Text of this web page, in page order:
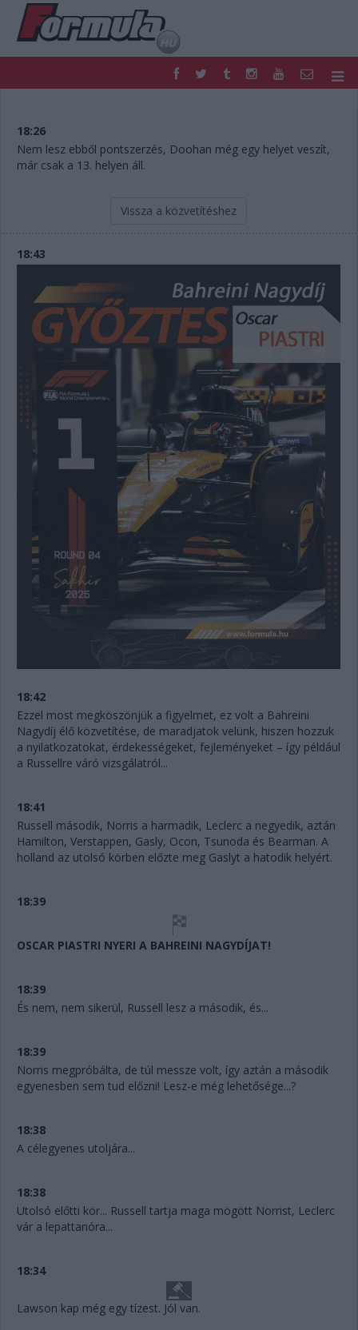
FORMULA
NEMZETKÖZI
HAZAI
RETRO
TIPPJÁTÉK
18:26
Nem lesz ebből pontszerzés, Doohan még egy helyet veszít,
már csak a 13. helyen áll.
Vissza a közvetítéshez
18:43
18:42
Ezzel most megköszönjük a figyelmet, ez volt a Bahreini
Nagydíj élő közvetítése, de maradjatok velünk, hiszen hozzuk
a nyilatkozatokat, érdekességeket, fejleményeket – így például
a Russellre váró vizsgálatról...
18:41
Russell második, Norris a harmadik, Leclerc a negyedik, aztán
Hamilton, Verstappen, Gasly, Ocon, Tsunoda és Bearman. A
holland az utolsó körben előzte meg Gaslyt a hatodik helyért.
18:39
OSCAR PIASTRI NYERI A BAHREINI NAGYDÍJAT!
18:39
És nem, nem sikerül, Russell lesz a második, és...
18:39
Norris megpróbálta, de túl messze volt, így aztán a második
egyenesben sem tud előzni! Lesz-e még lehetősége...?
18:38
A célegyenes utoljára...
18:38
Utolsó előtti kör... Russell tartja maga mögött Norrist, Leclerc
vár a lepattanóra...
18:34
Lawson kap még egy tízest. Jól van.